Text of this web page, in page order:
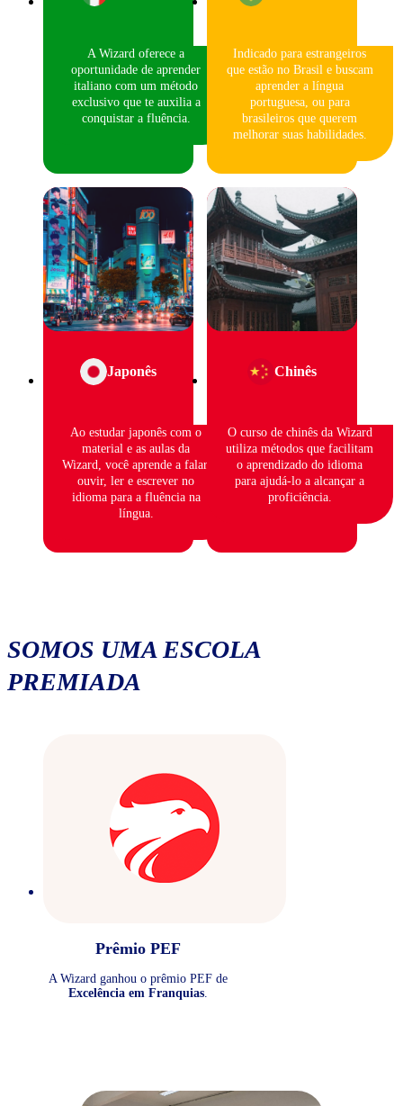
A Wizard oferece a
oportunidade de aprender
italiano com um método
exclusivo que te auxilia a
conquistar a fluência.
Indicado para estrangeiros
que estão no Brasil e buscam
aprender a língua
portuguesa, ou para
brasileiros que querem
melhorar suas habilidades.
Japonês
Ao estudar japonês com o
material e as aulas da
Wizard, você aprende a falar,
ouvir, ler e escrever no
idioma para a fluência na
língua.
Chinês
O curso de chinês da Wizard
utiliza métodos que facilitam
o aprendizado do idioma
para ajudá-lo a alcançar a
proficiência.
SOMOS UMA ESCOLA
PREMIADA
Prêmio PEF
A Wizard ganhou o prêmio PEF de
Excelência em Franquias.